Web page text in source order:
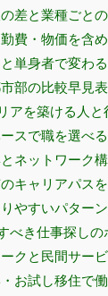
差と業種ごと
費・物価を含
単身者で変わ
部の比較早見表
アを築ける人
スで職を選べ
ネットワーク
キャリアパス
やすいパター
べき仕事探しの
クと民間サー
お試し移住で